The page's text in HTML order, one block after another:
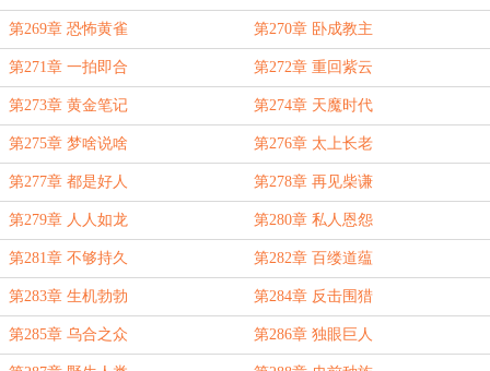
第269章 恐怖黄雀 第270章 卧成教主
第271章 一拍即合 第272章 重回紫云
第273章 黄金笔记 第274章 天魔时代
第275章 梦啥说啥 第276章 太上长老
第277章 都是好人 第278章 再见柴谦
第279章 人人如龙 第280章 私人恩怨
第281章 不够持久 第282章 百缕道蕴
第283章 生机勃勃 第284章 反击围猎
第285章 乌合之众 第286章 独眼巨人